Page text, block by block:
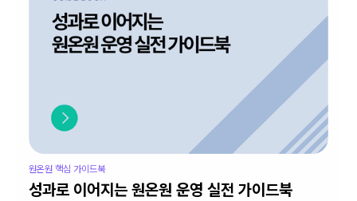
원온원 핵심 가이드북
성과로 이어지는 원온원 운영 실전 가이드북